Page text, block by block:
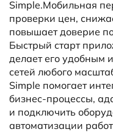
Simple.Мобильная
проверки цен,
повышает доверие
Быстрый старт
делает его удобным
сетей любого
Simple помогает
бизнес-процессы,
и подключить
автоматизации